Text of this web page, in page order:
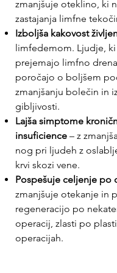
zmanjšuje oteklino, ki
zastajanja limfne
Izboljša kakovost
limfedemom. Ljudje,
prejemajo limfno
poročajo o boljšem
zmanjšanju bolečin in
gibljivosti.
Lajša simptome
insuficience – z
nog pri ljudeh z
krvi skozi vene.
Pospešuje celjenje po
zmanjšuje otekanje in
regeneracijo po
operacij, zlasti po
operacijah.